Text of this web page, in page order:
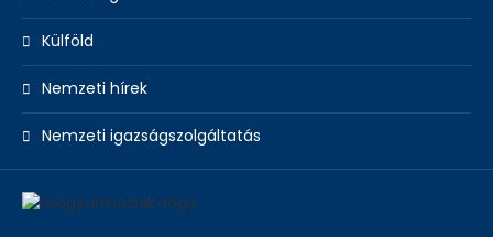
Külföld
Nemzeti hírek
Nemzeti igazságszolgáltatás